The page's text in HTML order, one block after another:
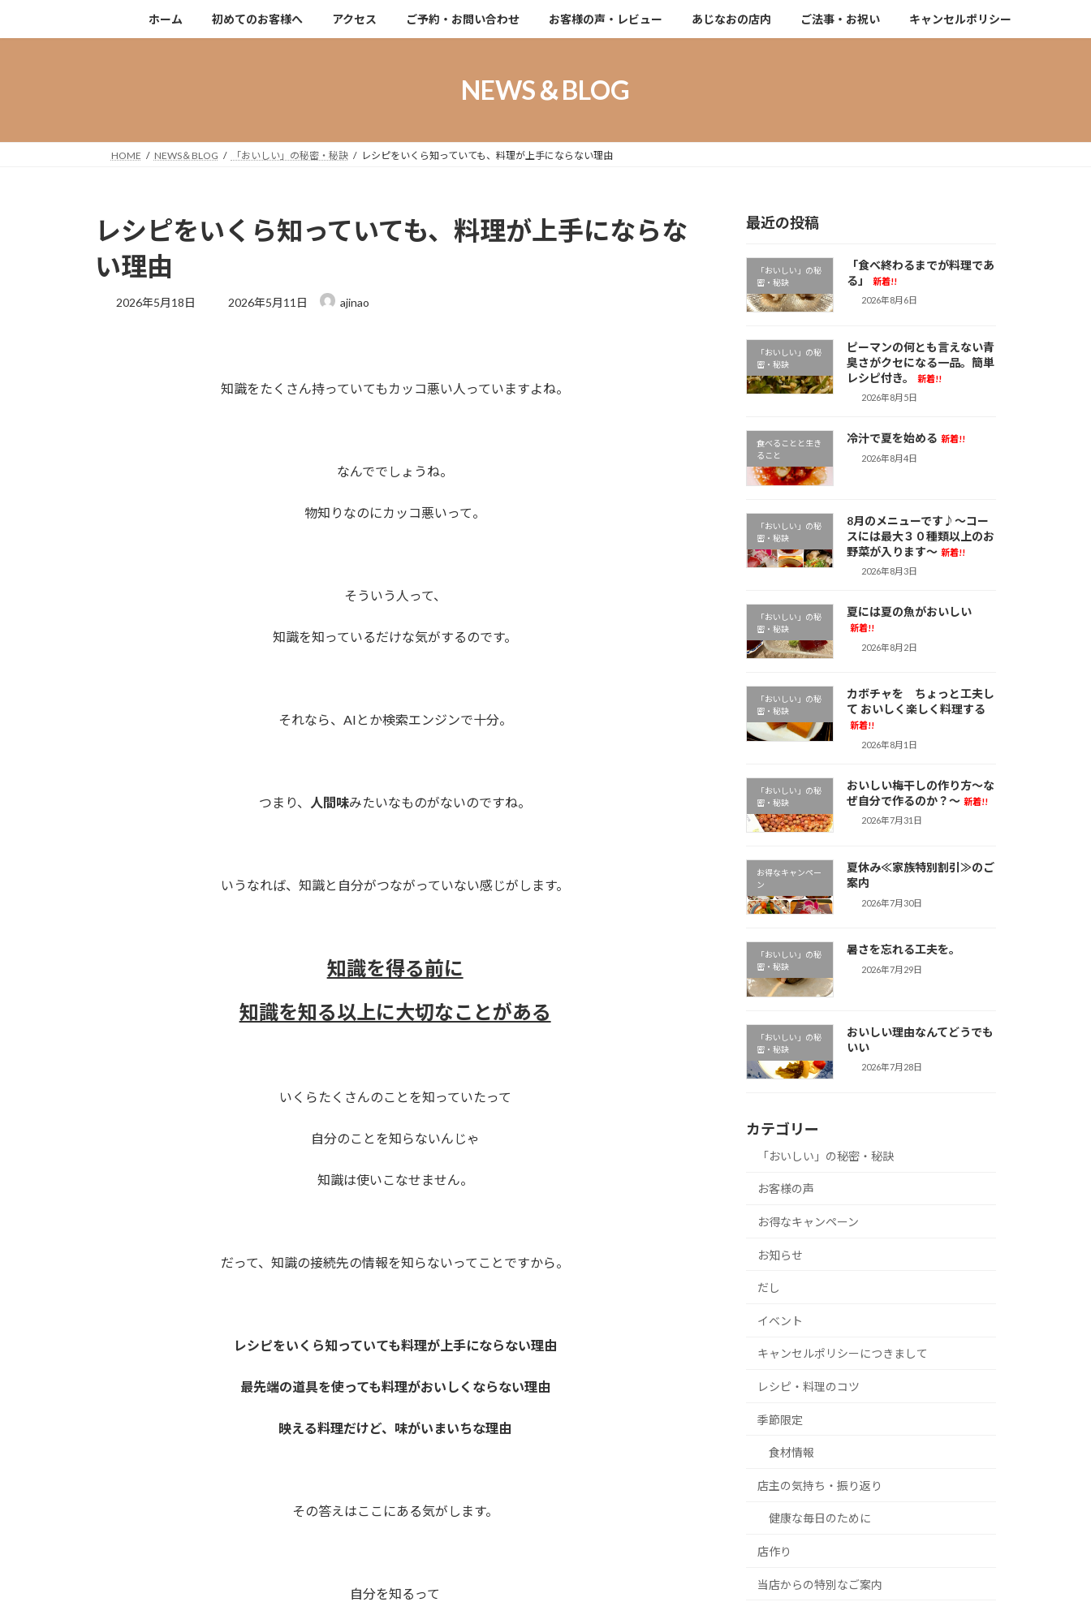
キ
に
ホーム 初めてのお客様へ アクセス ご予約・お問い合わせ お客様の声・レビュー あじなおの店内 ご法事・お祝い キャンセルポリシー
NEWS＆BLOG
HOME NEWS＆BLOG 「おいしい」の秘密・秘訣 レシピをいくら知っていても、料理が上手にならない理由
レシピをいくら知っていても、料理が上手にならな
い理由
2026年5月18日
最
:
2026年5月11日 ajinao
知識をたくさん持っていてもカッコ悪い人っていますよね。
なんででしょうね。
物知りなのにカッコ悪いって。
そういう人って、
知識を知っているだけな気がするのです。
それなら、AIとか検索エンジンで十分。
つまり、 人間味みたいなものがないのですね。
いうなれば、知識と自分がつながっていない感じがします。
知識を得る前に
知識を知る以上に大切なことがある
いくらたくさんのことを知っていたって
自分のことを知らないんじゃ
知識は使いこなせません。
だって、知識の接続先の情報を知らないってことですから。
レシピをいくら知っていても料理が上手にならない理由
最先端の道具を使っても料理がおいしくならない理由
映える料理だけど、味がいまいちな理由
その答えはここにある気がします。
自分を知るって
最近の投稿
「おいしい」の秘
密・秘訣
「食べ終わるまでが料理であ
る」
新着!!
2026年8月6日
「おいしい」の秘
密・秘訣
ピーマンの何とも言えない青
臭さがクセになる一品。簡単
レシピ付き。
新着!!
2026年8月5日
食べることと生き
ること
冷汁で夏を始める 新着!!
2026年8月4日
「おいしい」の秘
密・秘訣
8月のメニューです♪～コー
スには最大３０種類以上のお
野菜が入ります～ 新着!!
2026年8月3日
「おいしい」の秘
密・秘訣
夏には夏の魚がおいしい
新着!!
2026年8月2日
「おいしい」の秘
密・秘訣
カボチャを ちょっと工夫し
て おいしく楽しく料理する
新着!!
2026年8月1日
「おいしい」の秘
密・秘訣
おいしい梅干しの作り方～な
ぜ自分で作るのか？～ 新着!!
2026年7月31日
お得なキャンペー
ン
夏休み≪家族特別割引≫のご
案内
2026年7月30日
「おいしい」の秘
密・秘訣
暑さを忘れる工夫を。
2026年7月29日
「おいしい」の秘
密・秘訣
おいしい理由なんてどうでも
いい
2026年7月28日
カテゴリー
「おいしい」の秘密・秘訣
お客様の声
お得なキャンペーン
お知らせ
だし
イベント
キャンセルポリシーにつきまして
レシピ・料理のコツ
季節限定
食材情報
店主の気持ち・振り返り
健康な毎日のために
店作り
当店からの特別なご案内